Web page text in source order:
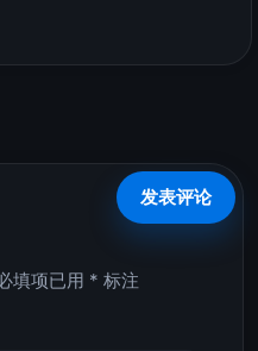
填项已用 * 标注